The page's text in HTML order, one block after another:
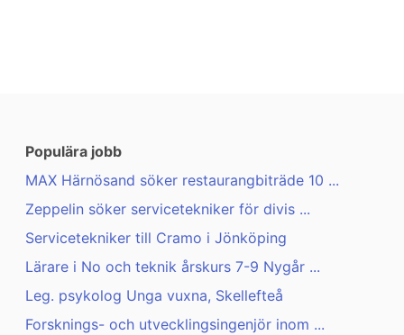
Populära jobb
MAX Härnösand söker restaurangbiträde 10 ...
Zeppelin söker servicetekniker för divis ...
Servicetekniker till Cramo i Jönköping
Lärare i No och teknik årskurs 7-9 Nygår ...
Leg. psykolog Unga vuxna, Skellefteå
Forsknings- och utvecklingsingenjör inom ...